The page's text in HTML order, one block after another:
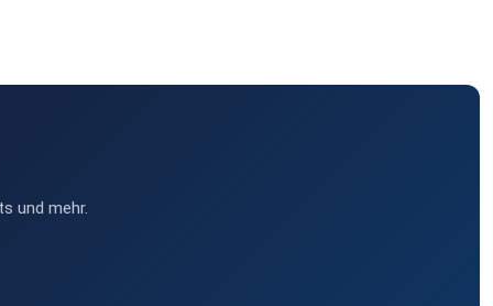
und mehr.